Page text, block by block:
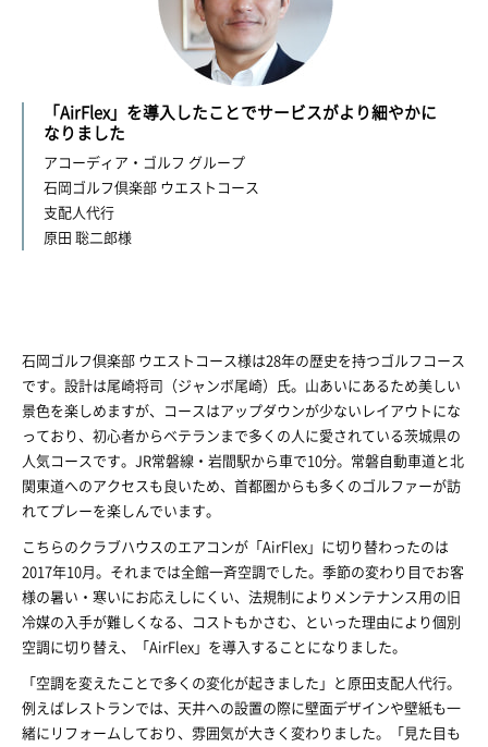
「AirFlex」を導入したことでサービスがより細やかに
なりました
アコーディア・ゴルフ グループ
石岡ゴルフ倶楽部 ウエストコース
支配人代行
原田 聡二郎様
石岡ゴルフ倶楽部 ウエストコース様は28年の歴史を持つゴルフコース
です。設計は尾崎将司（ジャンボ尾崎）氏。山あいにあるため美しい
景色を楽しめますが、コースはアップダウンが少ないレイアウトにな
っており、初心者からベテランまで多くの人に愛されている茨城県の
人気コースです。JR常磐線・岩間駅から車で10分。常磐自動車道と北
関東道へのアクセスも良いため、首都圏からも多くのゴルファーが訪
れてプレーを楽しんでいます。
こちらのクラブハウスのエアコンが「AirFlex」に切り替わったのは
2017年10月。それまでは全館一斉空調でした。季節の変わり目でお客
様の暑い・寒いにお応えしにくい、法規制によりメンテナンス用の旧
冷媒の入手が難しくなる、コストもかさむ、といった理由により個別
空調に切り替え、「AirFlex」を導入することになりました。
「空調を変えたことで多くの変化が起きました」と原田支配人代行。
例えばレストランでは、天井への設置の際に壁面デザインや壁紙も一
緒にリフォームしており、雰囲気が大きく変わりました。「見た目も